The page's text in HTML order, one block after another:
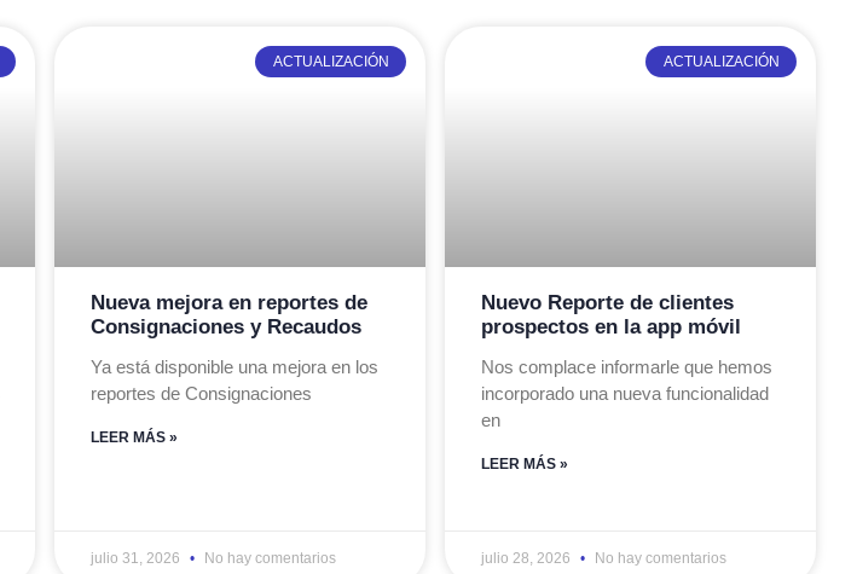
ACTUALIZACIÓN
Nueva mejora en reportes de
Consignaciones y Recaudos
Ya está disponible una mejora en los
reportes de Consignaciones
LEER MÁS »
julio 31, 2026 No hay comentarios
ACTUALIZACIÓN
Nuevo Reporte de clientes
prospectos en la app móvil
Nos complace informarle que hemos
incorporado una nueva funcionalidad
en
LEER MÁS »
julio 28, 2026 No hay comentarios